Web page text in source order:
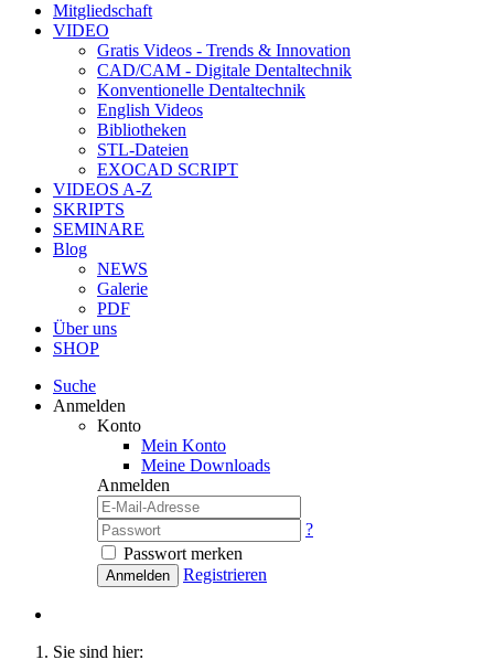
Mitgliedschaft
VIDEO
Gratis Videos - Trends & Innovation
CAD/CAM - Digitale Dentaltechnik
Konventionelle Dentaltechnik
English Videos
Bibliotheken
STL-Dateien
EXOCAD SCRIPT
VIDEOS A-Z
SKRIPTS
SEMINARE
Blog
NEWS
Galerie
PDF
Über uns
SHOP
Suche
Anmelden
Konto
Mein Konto
Meine Downloads
Anmelden
?
Passwort merken
Anmelden Registrieren
Sie sind hier: